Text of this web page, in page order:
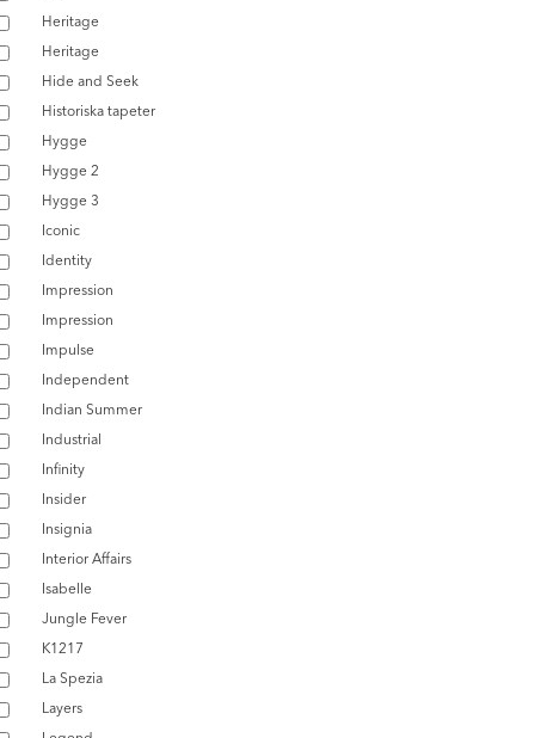
Heritage
Heritage
Hide and Seek
Historiska tapeter
Hygge
Hygge 2
Hygge 3
Iconic
Identity
Impression
Impression
Impulse
Independent
Indian Summer
Industrial
Infinity
Insider
Insignia
Interior Affairs
Isabelle
Jungle Fever
K1217
La Spezia
Layers